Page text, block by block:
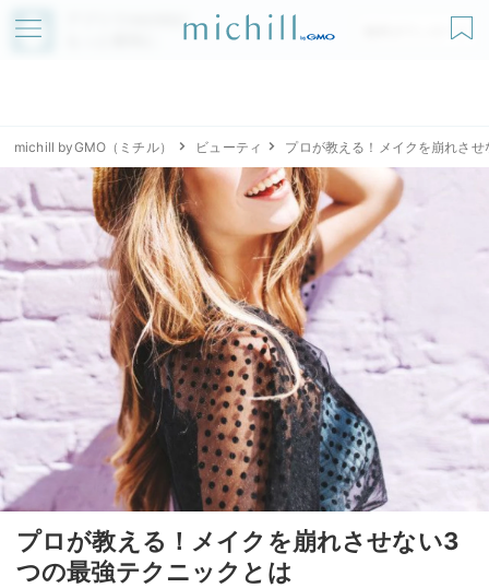
アプリでmichillが
無料ダウンロード
michill byGMO（ミチル） ビューティ プロが教える！メイクを崩れさ
プロが教える！メイクを崩れさせない3
つの最強テクニックとは